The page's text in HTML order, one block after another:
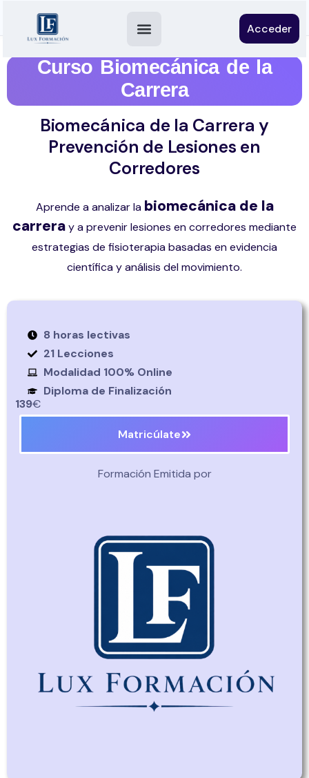
Acceder
Curso Biomecánica de la
Carrera
Biomecánica de la Carrera y
Prevención de Lesiones en
Corredores
Aprende a analizar la biomecánica de la
carreray a prevenir lesiones en corredores mediante
estrategias de fisioterapia basadas en evidencia
científica y análisis del movimiento.
8 horas lectivas
21 Lecciones
Modalidad 100% Online
Diploma de Finalización
139€
Matricúlate
Formación Emitida por